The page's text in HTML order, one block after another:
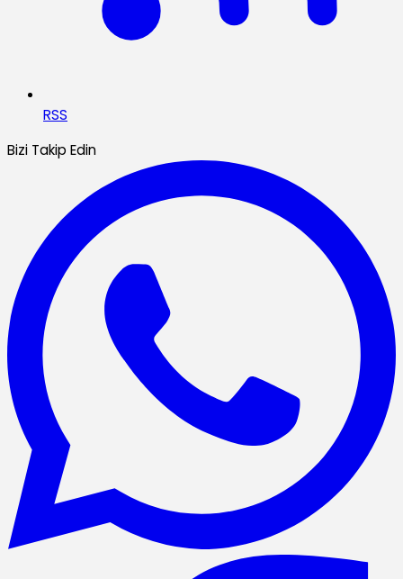
RSS
Bizi Takip Edin